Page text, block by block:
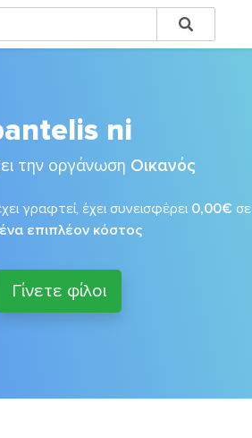
ni
την οργάνωση Οικανός
γραφτεί, έχει συνεισφέρει 0,00€
επιπλέον κόστος
Γίνετε φίλοι